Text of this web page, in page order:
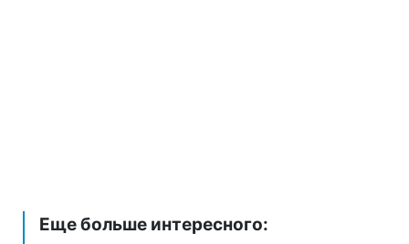
Еще больше интересного: